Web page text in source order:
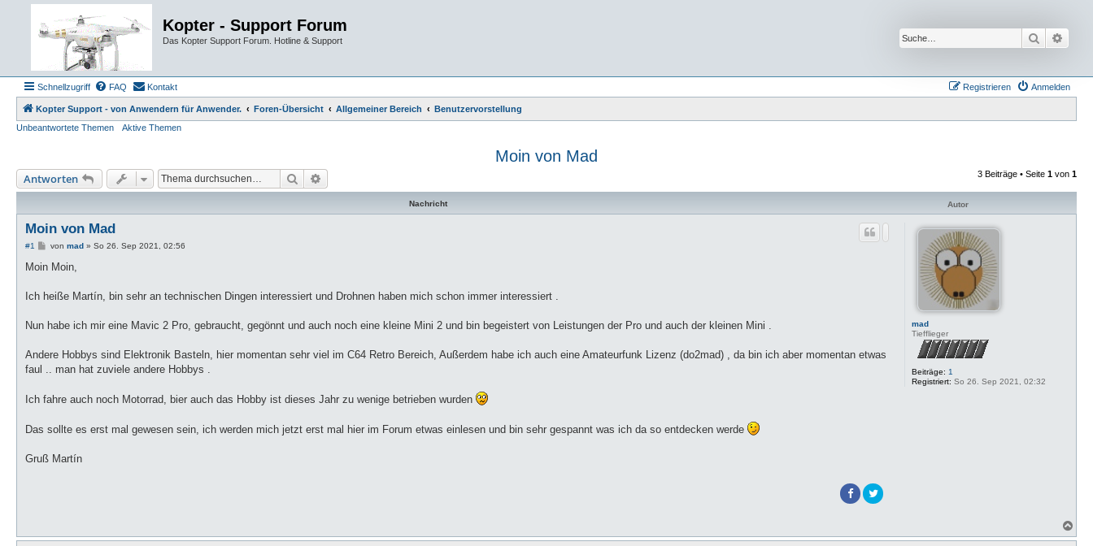
Kopter - Support Forum
Das Kopter Support Forum. Hotline & Support Suche
Schnellzugriff FAQ Kontakt Anmelden
Registrieren
Kopter Support - von Anwendern für Anwender. Foren-Übersicht Allgemeiner Bereich
Benutzervorstellung
Unbeantwortete Themen
Aktive Themen
Moin von Mad
Antworten Suche 3 Beiträge • Seite 1 von 1
Nachricht Autor
mad
Tiefflieger
Beiträge: 1
Registriert: So 26. Sep 2021, 02:32
Moin von Mad
#1
B
i
a
von mad» So 26. Sep 2021, 02:56
Moin Moin,
Ich heiße Martín, bin sehr an technischen Dingen interessiert und Drohnen haben mich schon immer interessiert .
Nun habe ich mir eine Mavic 2 Pro, gebraucht, gegönnt und auch noch eine kleine Mini 2 und bin begeistert von Leistungen der Pro und auch der kleinen Mini .
Andere Hobbys sind Elektronik Basteln, hier momentan sehr viel im C64 Retro Bereich, Außerdem habe ich auch eine Amateurfunk Lizenz (do2mad) , da bin ich aber momentan etwas
faul .. man hat zuviele andere Hobbys .
Ich fahre auch noch Motorrad, bier auch das Hobby ist dieses Jahr zu wenige betrieben wurden
Das sollte es erst mal gewesen sein, ich werden mich jetzt erst mal hier im Forum etwas einlesen und bin sehr gespannt was ich da so entdecken werde
Gruß Martín
a